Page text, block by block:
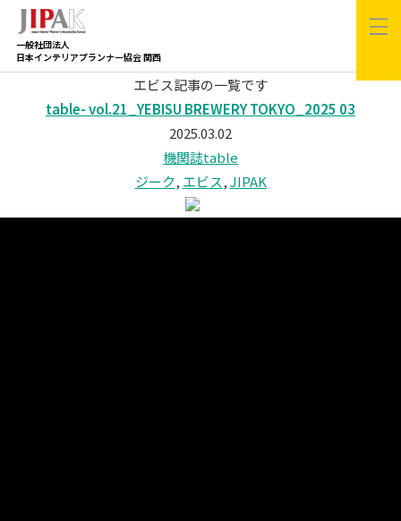
一般社団法人
日本インテリアプランナー協会 関西
エビス記事の一覧です
table- vol.21_YEBISU BREWERY TOKYO_2025 03
2025.03.02
機関誌table
ジーク, エビス,JIPAK